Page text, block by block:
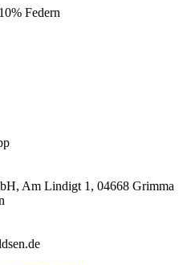
Federn
Am Lindigt 1, 04668 Grimma